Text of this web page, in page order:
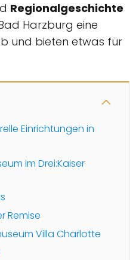
Regionalgeschichte
Harzburg eine
und bieten etwas für
Einrichtungen in
im Drei:Kaiser
Remise
Villa Charlotte